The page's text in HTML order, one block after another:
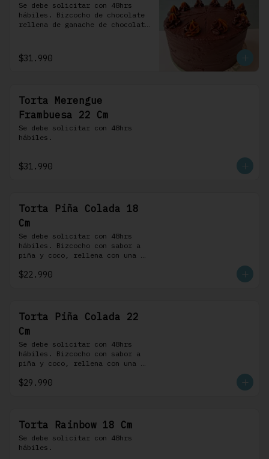
Se debe solicitar con 48hrs
hábiles. Bizcocho de chocolate
rellena de ganache de chocolate
chocolate.
$31.990
Torta Merengue
Frambuesa 22 Cm
Se debe solicitar con 48hrs
hábiles.
$31.990
Torta Piña Colada 18
Cm
Se debe solicitar con 48hrs
hábiles. Bizcocho con sabor a
piña y coco, rellena con una
coco, cubierta con buttercream
$22.990
Torta Piña Colada 22
Cm
Se debe solicitar con 48hrs
hábiles. Bizcocho con sabor a
piña y coco, rellena con una
coco, cubierta con buttercream
$29.990
Torta Rainbow 18 Cm
Se debe solicitar con 48hrs
hábiles.